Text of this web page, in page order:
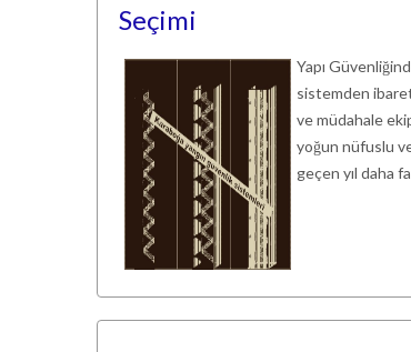
Seçimi
Yapı
sistemden
ve müdahale
yoğun nüfuslu
geçen yıl daha